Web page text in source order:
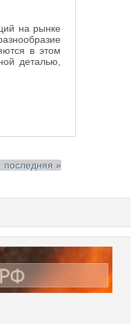
на рынке
в этом
деталью,
последняя »